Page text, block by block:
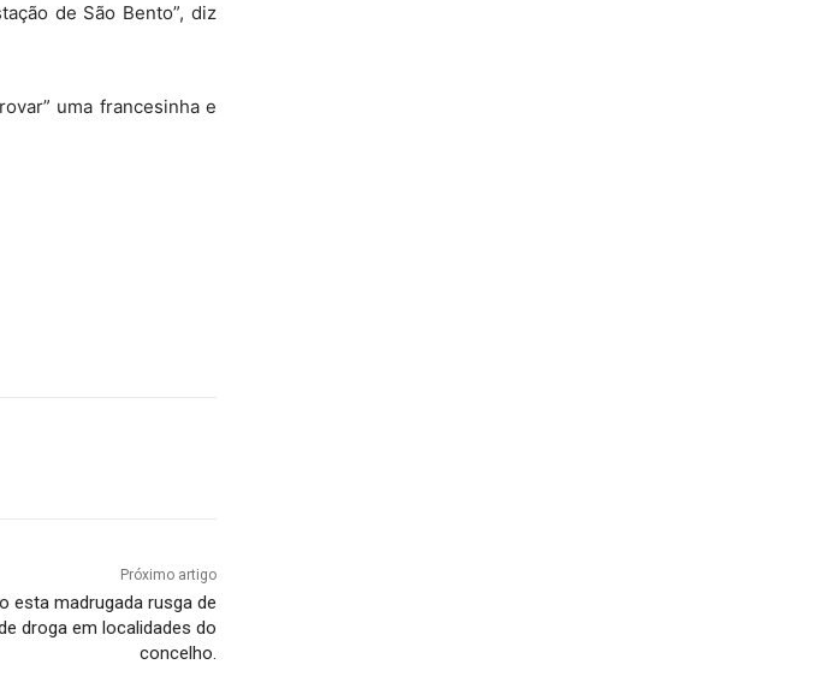
de São Bento”, diz
uma francesinha e
Próximo artigo
esta madrugada rusga de
droga em localidades do
concelho.